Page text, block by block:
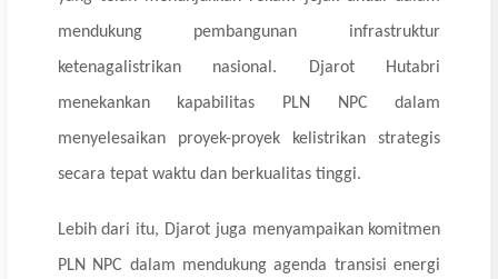
mendukung pembangunan infrastruktur
ketenagalistrikan nasional.
Djarot Hutabri
menekankan kapabilitas PLN NPC dalam
menyelesaikan proyek-proyek kelistrikan strategis
secara tepat waktu dan berkualitas tinggi.
Lebih dari itu, Djarot juga menyampaikan komitmen
PLN NPC dalam mendukung agenda transisi energi